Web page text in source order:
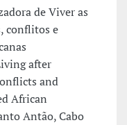
de Viver as
conflitos e
after
and
African
Antão, Cabo